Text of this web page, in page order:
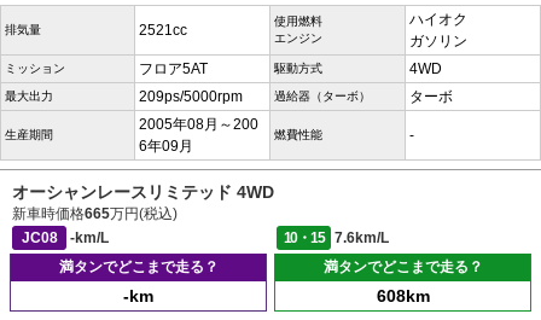
排気量 2521cc
使用燃料
エンジン
ハイオク
ガソリン
ミッション フロア5AT 駆動方式 4WD
最大出力 209ps/5000rpm 過給器（ターボ） ターボ
生産期間
2005年08月～200
6年09月
燃費性能 -
オーシャンレースリミテッド 4WD
新車時価格665万円(税込)
JC08
-km/L 10・15
7.6km/L
満タンでどこまで走る？
-km
満タンでどこまで走る？
608km